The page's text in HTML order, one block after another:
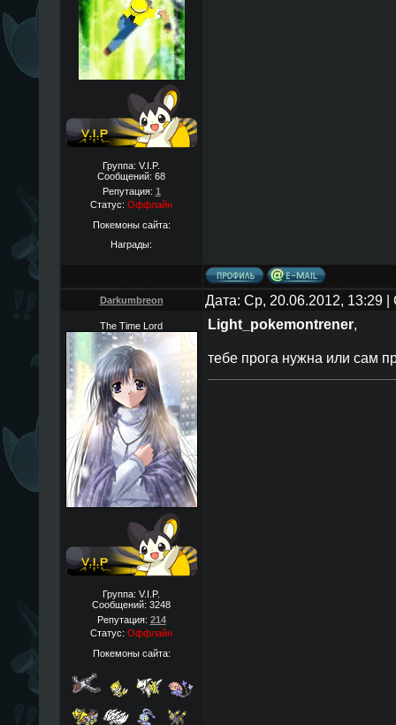
Группа: V.I.P.
Сообщений: 68
Репутация: 1
Статус: Оффлайн
Покемоны сайта:
Награды:
Darkumbreon Дата: Ср, 20.06.2012, 13:29
The Time Lord
Группа: V.I.P.
Сообщений: 3248
Репутация: 214
Статус: Оффлайн
Покемоны сайта:
Light_pokemontrener,
тебе прога нужна или сам